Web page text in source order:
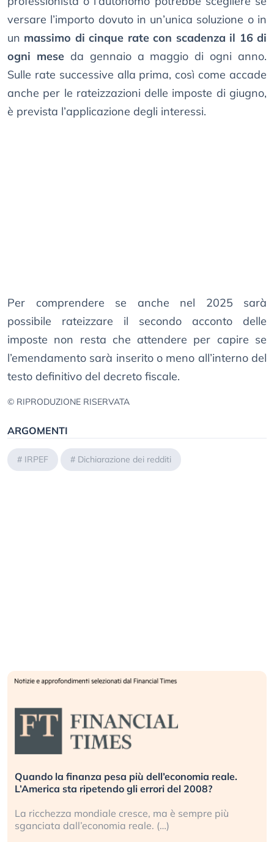
versare l’importo dovuto in un’unica soluzione o in
un massimo di cinque rate con scadenza il 16 di
ogni meseda gennaio a maggio di ogni anno.
Sulle rate successive alla prima, così come accade
anche per le rateizzazioni delle imposte di giugno,
è prevista l’applicazione degli interessi.
Per comprendere se anche nel 2025 sarà
possibile rateizzare il secondo acconto delle
imposte non resta che attendere per capire se
l’emendamento sarà inserito o meno all’interno del
testo definitivo del decreto fiscale.
© RIPRODUZIONE RISERVATA
ARGOMENTI
# IRPEF # Dichiarazione dei redditi
Quando la finanza pesa più dell’economia reale.
L’America sta ripetendo gli errori del 2008?
La ricchezza mondiale cresce, ma è sempre più
sganciata dall’economia reale. (…)